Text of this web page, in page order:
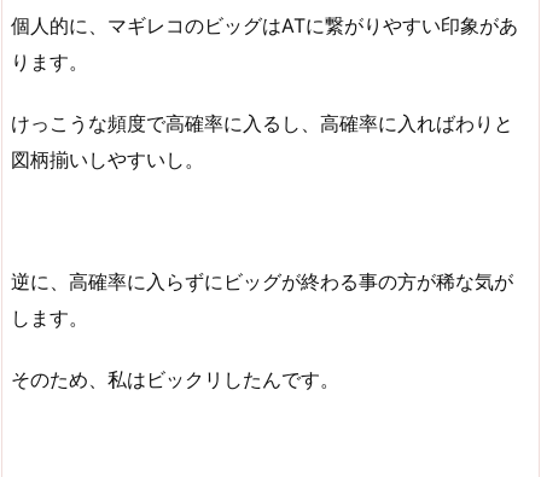
個人的に、マギレコのビッグはATに繋がりやすい印象があ
ります。
けっこうな頻度で高確率に入るし、高確率に入ればわりと
図柄揃いしやすいし。
逆に、高確率に入らずにビッグが終わる事の方が稀な気が
します。
そのため、私はビックリしたんです。